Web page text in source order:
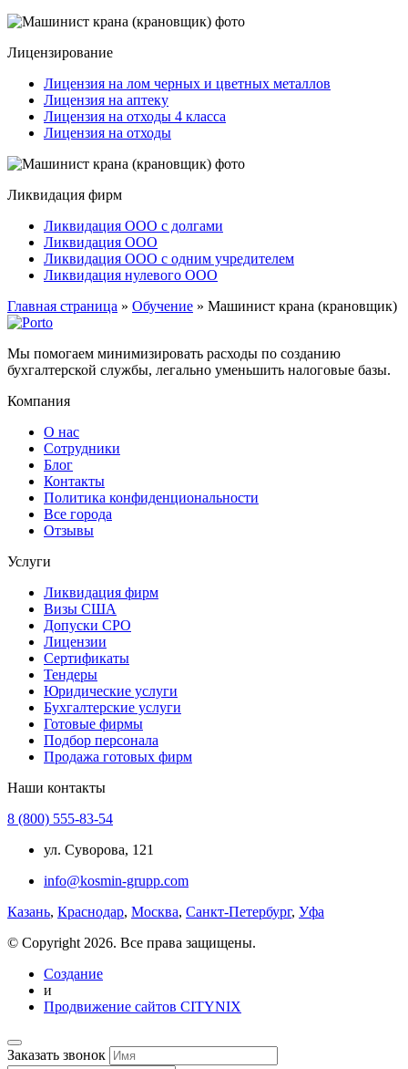
Лицензирование
Лицензия на лом черных и цветных металлов
Лицензия на аптеку
Лицензия на отходы 4 класса
Лицензия на отходы
Ликвидация фирм
Ликвидация ООО с долгами
Ликвидация ООО
Ликвидация ООО с одним учредителем
Ликвидация нулевого ООО
Главная страница » Обучение » Машинист крана (крановщик)
Мы помогаем минимизировать расходы по созданию
бухгалтерской службы, легально уменьшить налоговые базы.
Компания
О нас
Сотрудники
Блог
Контакты
Политика конфиденциональности
Все города
Отзывы
Услуги
Ликвидация фирм
Визы США
Допуски СРО
Лицензии
Сертификаты
Тендеры
Юридические услуги
Бухгалтерские услуги
Готовые фирмы
Подбор персонала
Продажа готовых фирм
Наши контакты
8 (800) 555-83-54
ул. Суворова, 121
info@kosmin-grupp.com
Казань, Краснодар, Москва, Санкт-Петербург, Уфа
© Copyright 2026. Все права защищены.
Создание
и
Продвижение сайтов CITYNIX
Заказать звонок